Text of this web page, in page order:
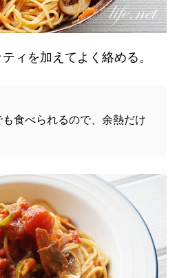
ィを加えてよく絡める。
食べられるので、余熱だけ